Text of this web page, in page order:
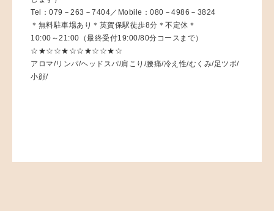
Tel：079－263－7404／Mobile：080－4986－3824
＊無料駐車場あり＊英賀保駅徒歩8分＊不定休＊
10:00～21:00（最終受付19:00/80分コースまで）
☆★☆☆★☆☆★☆☆★☆
アロマ/リンパ/ヘッドスパ/肩こり/腰痛/冷え性/むくみ/足ツボ/
小顔/